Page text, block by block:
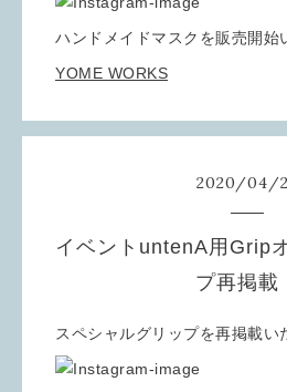
ハンドメイドマスクを販売開始
YOME WORKS
2020/04/
イベントuntenA用Grip
プ再掲載
スペシャルグリップを再掲載い